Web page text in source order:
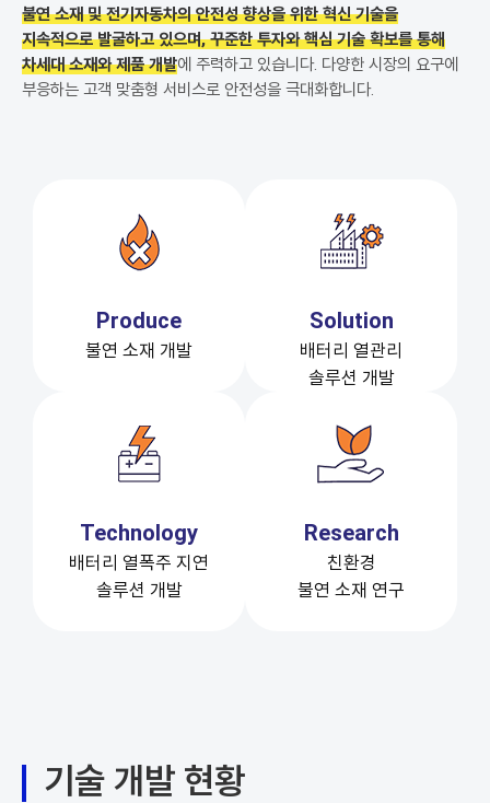
불연 소재 및 전기자동차의 안전성 향상을 위한 혁신 기술을
지속적으로 발굴하고 있으며,꾸준한 투자와 핵심 기술 확보를 통해
차세대 소재와 제품 개발에 주력하고 있습니다. 다양한 시장의 요구에
부응하는 고객 맞춤형 서비스로 안전성을 극대화합니다.
Produce
불연 소재 개발
Solution
배터리 열관리
솔루션 개발
Technology
배터리 열폭주 지연
솔루션 개발
Research
친환경
불연 소재 연구
기술 개발 현황